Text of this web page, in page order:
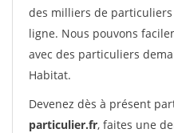
des milliers de
ligne. Nous pouvons
avec des particuliers
Habitat.
Devenez dès à présent
particulier.fr, faites une